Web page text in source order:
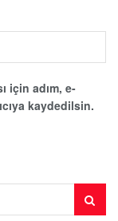
için adım, e-
kaydedilsin.